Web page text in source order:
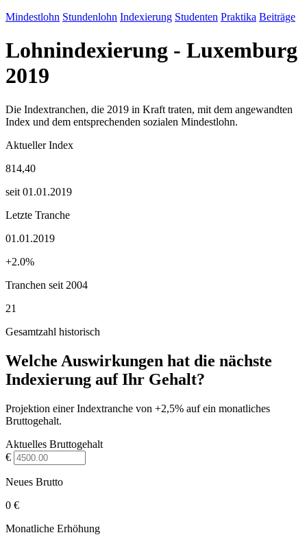
Mindestlohn Stundenlohn Indexierung Studenten Praktika Beiträge
Lohnindexierung - Luxemburg
2019
Die Indextranchen, die 2019 in Kraft traten, mit dem angewandten
Index und dem entsprechenden sozialen Mindestlohn.
Aktueller Index
814,40
seit 01.01.2019
Letzte Tranche
01.01.2019
+2.0%
Tranchen seit 2004
21
Gesamtzahl historisch
Welche Auswirkungen hat die nächste
Indexierung auf Ihr Gehalt?
Projektion einer Indextranche von +2,5% auf ein monatliches
Bruttogehalt.
Aktuelles Bruttogehalt
€
Neues Brutto
0 €
Monatliche Erhöhung